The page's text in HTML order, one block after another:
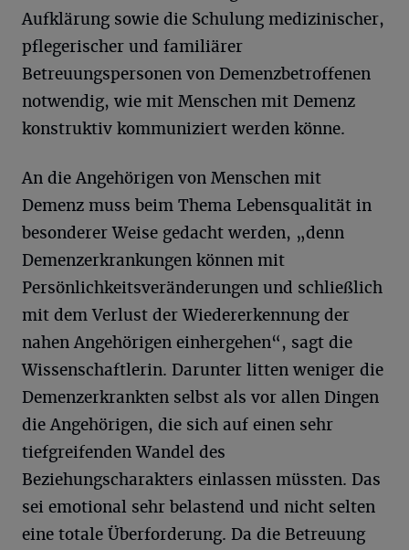
Aufklärung sowie die Schulung medizinischer,
pflegerischer und familiärer
Betreuungspersonen von Demenzbetroffenen
notwendig, wie mit Menschen mit Demenz
konstruktiv kommuniziert werden könne.
An die Angehörigen von Menschen mit
Demenz muss beim Thema Lebensqualität in
besonderer Weise gedacht werden, „denn
Demenzerkrankungen können mit
Persönlichkeitsveränderungen und schließlich
mit dem Verlust der Wiedererkennung der
nahen Angehörigen einhergehen“, sagt die
Wissenschaftlerin. Darunter litten weniger die
Demenzerkrankten selbst als vor allen Dingen
die Angehörigen, die sich auf einen sehr
tiefgreifenden Wandel des
Beziehungscharakters einlassen müssten. Das
sei emotional sehr belastend und nicht selten
eine totale Überforderung. Da die Betreuung